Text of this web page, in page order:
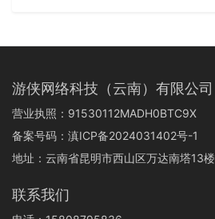
游侠网络科技（云南）有限公司
营业执照：91530112MADH0BTC9X
备案号码： 滇ICP备2024031402号-1
地址：云南省昆明市西山区万达南塔13楼
联系我们